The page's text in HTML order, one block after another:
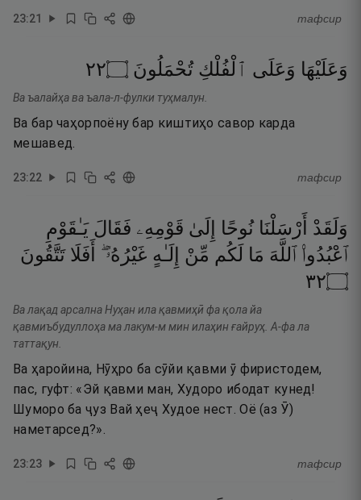
23:21 тафсир
وَعَلَيْهَا وَعَلَى ٱلْفُلْكِ تُحْمَلُونَ ۝٢٢
Ва ъалайҳа ва ъала-л-фулки туҳмалун.
Ва бар чаҳорпоёну бар киштиҳо савор карда
мешавед.
23:22 тафсир
وَلَقَدْ أَرْسَلْنَا نُوحًا إِلَىٰ قَوْمِهِۦ فَقَالَ يَـٰقَوْمِ
ٱعْبُدُوا۟ ٱللَّهَ مَا لَكُم مِّنْ إِلَـٰهٍ غَيْرُهُۥٓ ۖ أَفَلَا تَتَّقُونَ
۝٢٣
Ва лақад арсална Нуҳан ила қавмиҳӣ фа қола йа
қавмиъбудуллоҳа ма лакум-м мин илаҳин ғайруҳ. А-фа ла
таттақун.
Ва ҳаройина, Нӯҳро ба сӯйи қавми ӯ фиристодем,
пас, гуфт: «Эй қавми ман, Худоро ибодат кунед!
Шуморо ба ҷуз Вай ҳеҷ Худое нест. Оё (аз Ӯ)
наметарсед?».
23:23 тафсир